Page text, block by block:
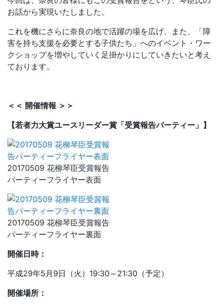
お話から実現いたしました。
これを機にさらに奈良の地で活躍の場を広げ、また、「障
害を持ち支援を必要とする子供たち」へのイベント・ワー
クショップを増やしていく足掛かりにしていきたいと考え
ております。
＜＜ 開催情報 ＞＞
【若者力大賞ユースリーダー賞「受賞報告パーティー」】
20170509 花柳琴臣受賞報告
パーティーフライヤー表面
20170509 花柳琴臣受賞報告
パーティーフライヤー裏面
開催日時：
平成29年5月9日（火）19:30～21:30（予定）
開催場所：